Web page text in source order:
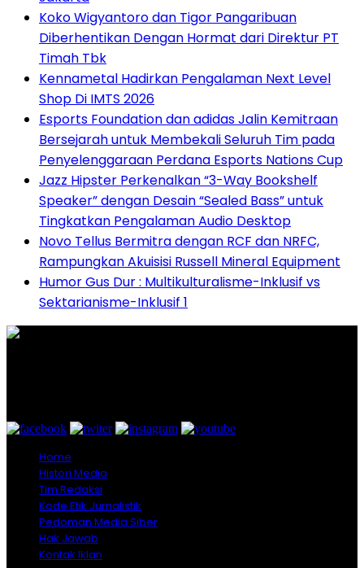
Koko Wigyantoro dan Tigor Pangaribuan
Diberhentikan Dengan Hormat dari Direktur PT
Timah Tbk
Kennametal Hadirkan Pengalaman Next Level
Shop Di IMTS 2026
Esports Foundation dan adidas Jalin Kemitraan
Bersejarah untuk Membekali Seluruh Tim pada
Penyelenggaraan Perdana Esports Nations Cup
Jazz Hipster Perkenalkan “3-Way Bookshelf
Speaker” dengan Desain “Sealed Bass” untuk
Tingkatkan Pengalaman Audio Desktop
Novo Tellus Bermitra dengan RCF dan NRFC,
Rampungkan Akuisisi Russell Mineral Equipment
Humor Gus Dur : Multikulturalisme-Inklusif vs
Sektarianisme-Inklusif 1
Home
Histori Media
Tim Redaksi
Kode Etik Jurnalistik
Pedoman Media Siber
Hak Jawab
Kontak Iklan